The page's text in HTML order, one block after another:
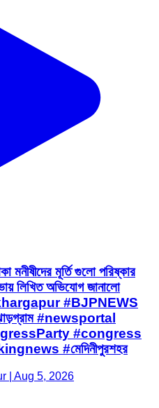
মনীষীদের মূর্তি গুলো পরিষ্কার
লিখিত অভিযোগ জানালো
#khargapur #BJPNEWS
#newsportal
#congress
#মেদিনীপুরশহর
| Aug 5, 2026